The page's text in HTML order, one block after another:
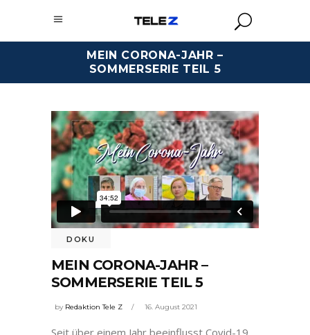
MEIN CORONA-JAHR –
SOMMERSERIE TEIL 5
DOKU
MEIN CORONA-JAHR –
SOMMERSERIE TEIL 5
by Redaktion Tele Z 16. August 2021